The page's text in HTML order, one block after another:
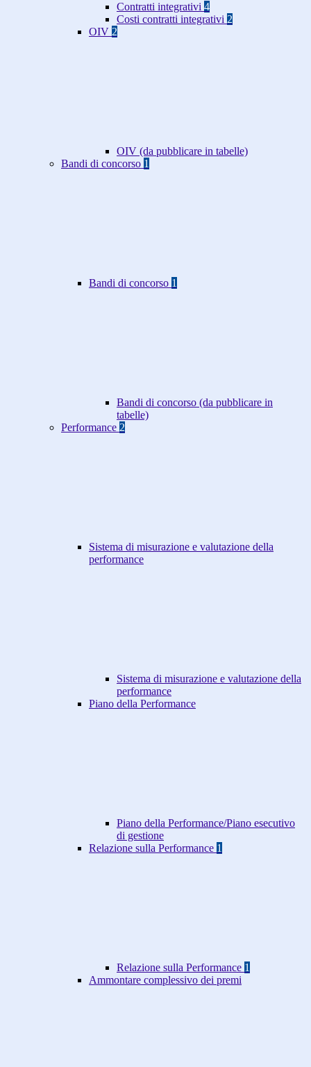
Contratti integrativi 4
Costi contratti integrativi 2
OIV 2
OIV (da pubblicare in tabelle)
Bandi di concorso 1
Bandi di concorso 1
Bandi di concorso (da pubblicare in
tabelle)
Performance 2
Sistema di misurazione e valutazione della
performance
Sistema di misurazione e valutazione della
performance
Piano della Performance
Piano della Performance/Piano esecutivo
di gestione
Relazione sulla Performance 1
Relazione sulla Performance 1
Ammontare complessivo dei premi